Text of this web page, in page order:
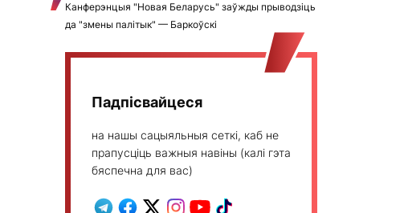
Канферэнцыя "Новая Беларусь" заўжды прыводзіць
да "змены палітык" — Баркоўскі
Падпісвайцеся
на нашы сацыяльныя сеткі, каб не
прапусціць важныя навіны (калі гэта
бяспечна для вас)